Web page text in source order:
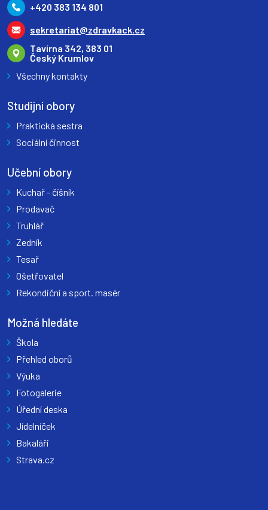
+420 383 134 801
sekretariat@zdravkack.cz
Tavírna 342, 383 01
Český Krumlov
Všechny kontakty
Studijní obory
Praktická sestra
Sociální činnost
Učební obory
Kuchař - číšník
Prodavač
Truhlář
Zedník
Tesař
Ošetřovatel
Rekondiční a sport. masér
Možná hledáte
Škola
Přehled oborů
Výuka
Fotogalerie
Úřední deska
Jídelníček
Bakaláři
Strava.cz